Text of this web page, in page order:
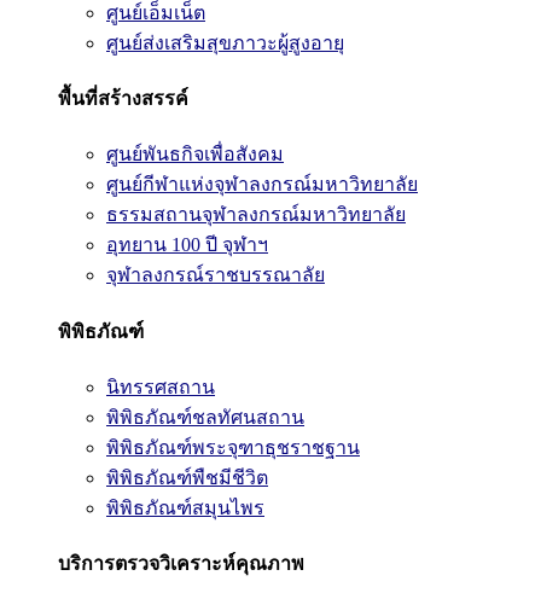
ศูนย์เอ็มเน็ต
ศูนย์ส่งเสริมสุขภาวะผู้สูงอายุ
พื้นที่สร้างสรรค์
ศูนย์พันธกิจเพื่อสังคม
ศูนย์กีฬาแห่งจุฬาลงกรณ์มหาวิทยาลัย
ธรรมสถานจุฬาลงกรณ์มหาวิทยาลัย
อุทยาน 100 ปี จุฬาฯ
จุฬาลงกรณ์ราชบรรณาลัย
พิพิธภัณฑ์
นิทรรศสถาน
พิพิธภัณฑ์ชลทัศนสถาน
พิพิธภัณฑ์พระจุฑาธุชราชฐาน
พิพิธภัณฑ์พืชมีชีวิต
พิพิธภัณฑ์สมุนไพร
บริการตรวจวิเคราะห์คุณภาพ